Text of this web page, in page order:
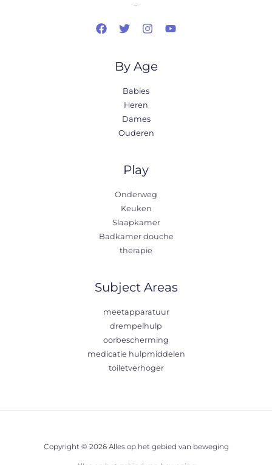
..
By Age
Babies
Heren
Dames
Ouderen
Play
Onderweg
Keuken
Slaapkamer
Badkamer douche
therapie
Subject Areas
meetapparatuur
drempelhulp
oorbescherming
medicatie hulpmiddelen
toiletverhoger
Copyright © 2026 Alles op het gebied van beweging